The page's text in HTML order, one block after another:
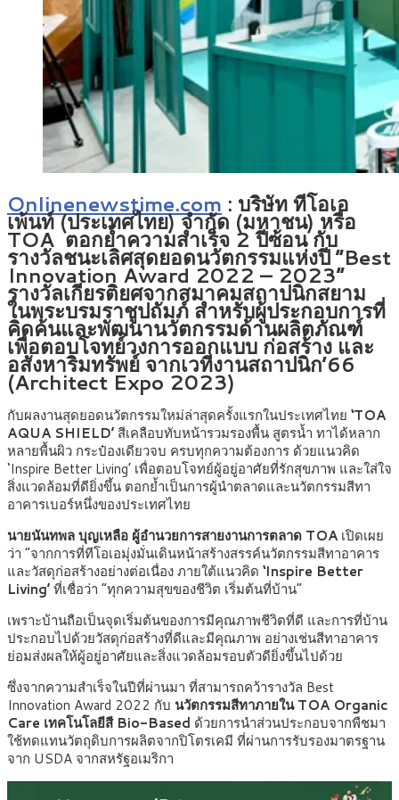
Onlinenewstime.com : บริษัท ทีโอเอ
เพ้นท์ (ประเทศไทย) จำกัด (มหาชน) หรือ
TOA ตอกย้ำความสำเร็จ 2 ปีซ้อน กับ
รางวัลชนะเลิศสุดยอดนวัตกรรมแห่งปี “Best
Innovation Award 2022 – 2023”
รางวัลเกียรติยศจากสมาคมสถาปนิกสยาม
ในพระบรมราชูปถัมภ์ สำหรับผู้ประกอบการที่
คิดค้นและพัฒนานวัตกรรมด้านผลิตภัณฑ์
เพื่อตอบโจทย์วงการออกแบบ ก่อสร้าง และ
อสังหาริมทรัพย์ จากเวทีงานสถาปนิก’66
(Architect Expo 2023)
กับผลงานสุดยอดนวัตกรรมใหม่ล่าสุดครั้งแรกในประเทศไทย ‘TOA
AQUA SHIELD’ สีเคลือบทับหน้ารวมรองพื้น สูตรน้ำ ทาได้หลาก
หลายพื้นผิว กระป๋องเดียวจบ ครบทุกความต้องการ ด้วยแนวคิด
‘Inspire Better Living’ เพื่อตอบโจทย์ผู้อยู่อาศัยที่รักสุขภาพ และใส่ใจ
สิ่งแวดล้อมที่ดียิ่งขึ้น ตอกย้ำเป็นการผู้นำตลาดและนวัตกรรมสีทา
อาคารเบอร์หนึ่งของประเทศไทย
นายนันทพล บุญเหลือ ผู้อำนวยการสายงานการตลาด TOA เปิดเผย
ว่า “จากการที่ทีโอเอมุ่งมั่นเดินหน้าสร้างสรรค์นวัตกรรมสีทาอาคาร
และวัสดุก่อสร้างอย่างต่อเนื่อง ภายใต้แนวคิด ‘Inspire Better
Living’ที่เชื่อว่า “ทุกความสุขของชีวิต เริ่มต้นที่บ้าน”
เพราะบ้านถือเป็นจุดเริ่มต้นของการมีคุณภาพชีวิตที่ดี และการที่บ้าน
ประกอบไปด้วยวัสดุก่อสร้างที่ดีและมีคุณภาพ อย่างเช่นสีทาอาคาร
ย่อมส่งผลให้ผู้อยู่อาศัยและสิ่งแวดล้อมรอบตัวดียิ่งขึ้นไปด้วย
ซึ่งจากความสำเร็จในปีที่ผ่านมา ที่สามารถคว้ารางวัล Best
Innovation Award 2022 กับ นวัตกรรมสีทาภายใน TOA Organic
Care เทคโนโลยีสี Bio-Based ด้วยการนำส่วนประกอบจากพืชมา
ใช้ทดแทนวัตถุดิบการผลิตจากปิโตรเคมี ที่ผ่านการรับรองมาตรฐาน
จาก USDA จากสหรัฐอเมริกา